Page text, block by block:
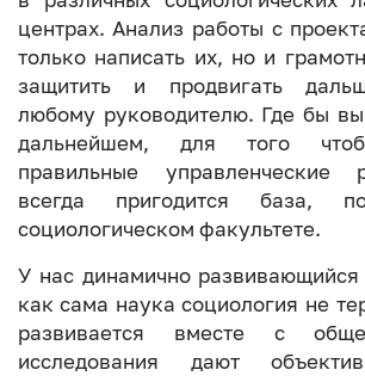
центрах. Анализ работы с
только написать их, но и
защитить и продвигать
любому руководителю. Где бы
дальнейшем, для того
правильные управленческие
всегда пригодится база,
социологическом факультете.
У нас динамично развивающийся
как сама наука социология не
развивается вместе с
исследования дают